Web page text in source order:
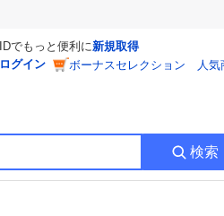
IDでもっと便利に新規取得
ログイン
ボーナスセレクション 人気
検索